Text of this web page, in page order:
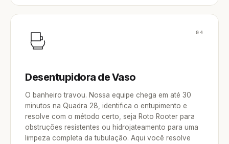
04
Desentupidora de Vaso
O banheiro travou. Nossa equipe chega em até 30
minutos na Quadra 28, identifica o entupimento e
resolve com o método certo, seja Roto Rooter para
obstruções resistentes ou hidrojateamento para uma
limpeza completa da tubulação. Aqui você resolve